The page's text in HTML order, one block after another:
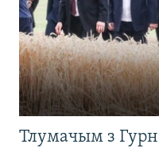
Тлумачым з